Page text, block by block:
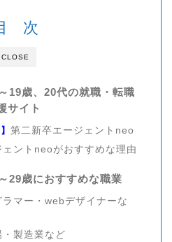
CLOSE
次
19歳、20代の就職・転職
サイト
第二新卒エージェントneo
ントneoがおすすめな理由
29歳におすすめな職業
ラマー・webデザイナーな
製造業など